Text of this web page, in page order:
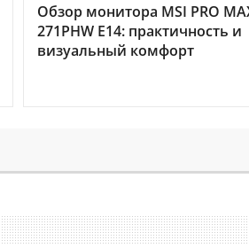
Обзор монитора MSI PRO
271PHW E14: практичность и
визуальный комфорт